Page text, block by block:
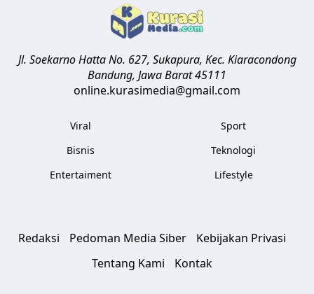
Jl. Soekarno Hatta No. 627, Sukapura, Kec. Kiaracondong
Bandung, Jawa Barat45111
online.kurasimedia@gmail.com
Viral
Bisnis
Entertaiment
Sport
Teknologi
Lifestyle
Redaksi Pedoman Media Siber
Kebijakan Privasi
Tentang Kami
Kontak